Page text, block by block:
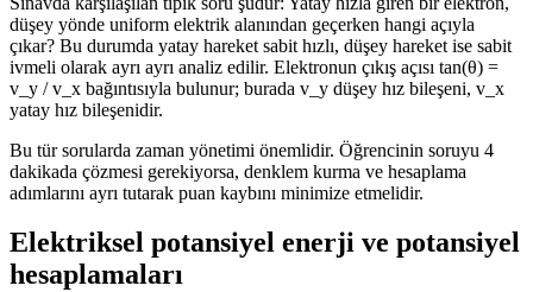
düşey yönde uniform elektrik alanından geçerken hangi açıyla
çıkar? Bu durumda yatay hareket sabit hızlı, düşey hareket ise sabit
ivmeli olarak ayrı ayrı analiz edilir. Elektronun çıkış açısı tan(θ) =
v_y / v_x bağıntısıyla bulunur; burada v_y düşey hız bileşeni, v_x
yatay hız bileşenidir.
Bu tür sorularda zaman yönetimi önemlidir. Öğrencinin soruyu 4
dakikada çözmesi gerekiyorsa, denklem kurma ve hesaplama
adımlarını ayrı tutarak puan kaybını minimize etmelidir.
Elektriksel potansiyel enerji ve potansiyel
hesaplamaları